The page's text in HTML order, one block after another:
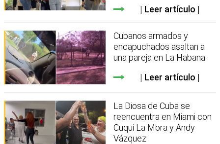
Leer artículo
Cubanos armados y
encapuchados asaltan a
una pareja en La Habana
Leer artículo
La Diosa de Cuba se
reencuentra en Miami con
Cuqui La Mora y Andy
Vázquez